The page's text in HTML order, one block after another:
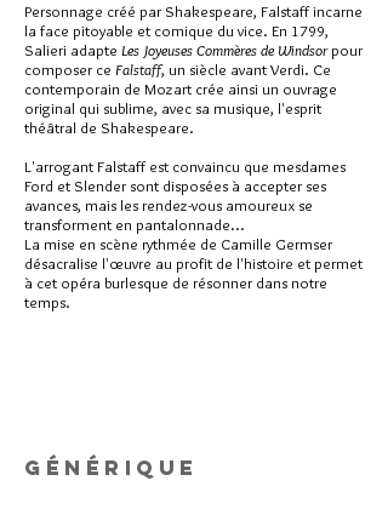
Personnage créé par Shakespeare, Falstaff incarne
la face pitoyable et comique du vice. En 1799,
Salieri adapte Les Joyeuses Commères de Windsorpour
composer ce Falstaff, un siècle avant Verdi. Ce
contemporain de Mozart crée ainsi un ouvrage
original qui sublime, avec sa musique, l'esprit
théâtral de Shakespeare.
L'arrogant Falstaff est convaincu que mesdames
Ford et Slender sont disposées à accepter ses
avances, mais les rendez-vous amoureux se
transforment en pantalonnade...
La mise en scène rythmée de Camille Germser
désacralise l'œuvre au profit de l'histoire et permet
à cet opéra burlesque de résonner dans notre
temps.
Générique